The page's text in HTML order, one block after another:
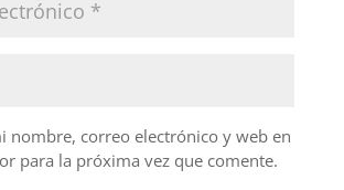
nombre, correo electrónico y web en
para la próxima vez que comente.